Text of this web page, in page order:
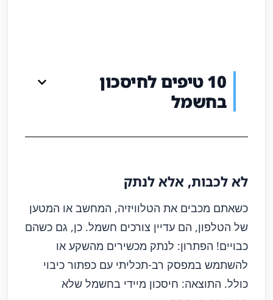
10 טיפים לחיסכון
בחשמל
לא לכבות, אלא לנתק
כשאתם מכבים את הטלוויזיה, המחשב או המטען
של הטלפון, הם עדיין צורכים חשמל. כן, גם כשהם
כבויים! הפתרון: לנתק מכשירים מהשקע או
להשתמש במפסק רב-תכליתי עם כפתור כיבוי
כולל. התוצאה: חיסכון מיידי בחשמל שלא